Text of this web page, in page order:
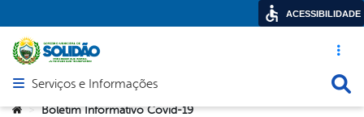
Acesso
Abrir menu principal de navegação
Serviços e Informações
Você está aqui:
> Boletim Informativo Covid-19
ACESSIBILIDADE